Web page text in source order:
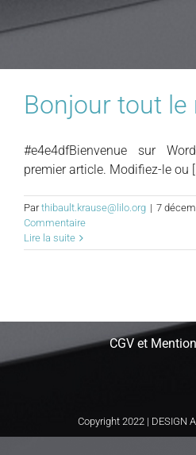
Bonjour tout le
#e4e4dfBienvenue sur
premier article. Modifiez-le ou
Parthibault.krause@lilo.org | 7
Commentaire
Lire la suite
CGV et
Copyright 2022 | DESIGN